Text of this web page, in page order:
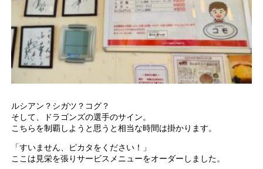
ルシアン？シガツ？コグ？
そして、ドラゴンズの選手のサイン。
こちらを制覇しようと思うと相当な時間は掛かります。
「すいません、ピカタをください！」
ここは見栄を張りサービスメニューをオーダーしました。